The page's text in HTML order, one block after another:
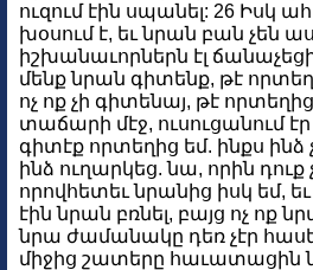
ուզում էին սպանել: 26 Իսկ
խօսում է, եւ նրան բան չեն
իշխանաւորներն էլ
մենք նրան գիտենք, թէ
ոչ ոք չի գիտենայ, թէ
տաճարի մէջ, ուսուցանում էր
գիտէք որտեղից եմ. ինքս ինձ
ինձ ուղարկեց. նա, որին
որովհետեւ նրանից իսկ եմ,
էին նրան բռնել, բայց ոչ ոք
նրա ժամանակը դեռ չէր
միջից շատերը հաւատացին